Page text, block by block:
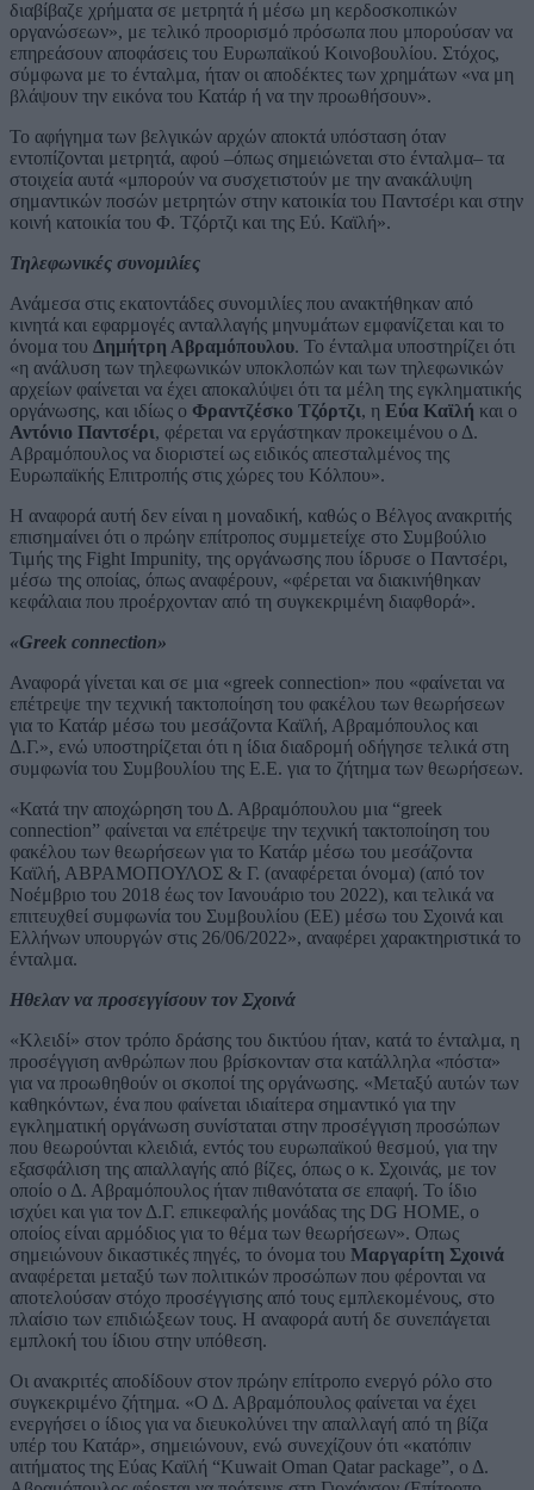
διαβίβαζε χρήματα σε μετρητά ή μέσω μη κερδοσκοπικών
οργανώσεων», με τελικό προορισμό πρόσωπα που μπορούσαν να
επηρεάσουν αποφάσεις του Ευρωπαϊκού Κοινοβουλίου. Στόχος,
σύμφωνα με το ένταλμα, ήταν οι αποδέκτες των χρημάτων «να μη
βλάψουν την εικόνα του Κατάρ ή να την προωθήσουν».
Το αφήγημα των βελγικών αρχών αποκτά υπόσταση όταν
εντοπίζονται μετρητά, αφού –όπως σημειώνεται στο ένταλμα– τα
στοιχεία αυτά «μπορούν να συσχετιστούν με την ανακάλυψη
σημαντικών ποσών μετρητών στην κατοικία του Παντσέρι και στην
κοινή κατοικία του Φ. Τζόρτζι και της Εύ. Καϊλή».
Τηλεφωνικές συνομιλίες
Ανάμεσα στις εκατοντάδες συνομιλίες που ανακτήθηκαν από
κινητά και εφαρμογές ανταλλαγής μηνυμάτων εμφανίζεται και το
όνομα του Δημήτρη Αβραμόπουλου. Το ένταλμα υποστηρίζει ότι
«η ανάλυση των τηλεφωνικών υποκλοπών και των τηλεφωνικών
αρχείων φαίνεται να έχει αποκαλύψει ότι τα μέλη της εγκληματικής
οργάνωσης, και ιδίως ο Φραντζέσκο Τζόρτζι, η Εύα Καϊλή και ο
Αντόνιο Παντσέρι, φέρεται να εργάστηκαν προκειμένου ο Δ.
Αβραμόπουλος να διοριστεί ως ειδικός απεσταλμένος της
Ευρωπαϊκής Επιτροπής στις χώρες του Κόλπου».
Η αναφορά αυτή δεν είναι η μοναδική, καθώς ο Βέλγος ανακριτής
επισημαίνει ότι ο πρώην επίτροπος συμμετείχε στο Συμβούλιο
Τιμής της Fight Impunity, της οργάνωσης που ίδρυσε ο Παντσέρι,
μέσω της οποίας, όπως αναφέρουν, «φέρεται να διακινήθηκαν
κεφάλαια που προέρχονταν από τη συγκεκριμένη διαφθορά».
«Greek connection»
Αναφορά γίνεται και σε μια «greek connection» που «φαίνεται να
επέτρεψε την τεχνική τακτοποίηση του φακέλου των θεωρήσεων
για το Κατάρ μέσω του μεσάζοντα Καϊλή, Αβραμόπουλος και
Δ.Γ.», ενώ υποστηρίζεται ότι η ίδια διαδρομή οδήγησε τελικά στη
συμφωνία του Συμβουλίου της Ε.Ε. για το ζήτημα των θεωρήσεων.
«Κατά την αποχώρηση του Δ. Αβραμόπουλου μια “greek
connection” φαίνεται να επέτρεψε την τεχνική τακτοποίηση του
φακέλου των θεωρήσεων για το Κατάρ μέσω του μεσάζοντα
Καϊλή, ΑΒΡΑΜΟΠΟΥΛΟΣ & Γ. (αναφέρεται όνομα) (από τον
Νοέμβριο του 2018 έως τον Ιανουάριο του 2022), και τελικά να
επιτευχθεί συμφωνία του Συμβουλίου (ΕΕ) μέσω του Σχοινά και
Ελλήνων υπουργών στις 26/06/2022», αναφέρει χαρακτηριστικά το
ένταλμα.
Hθελαν να προσεγγίσουν τον Σχοινά
«Κλειδί» στον τρόπο δράσης του δικτύου ήταν, κατά το ένταλμα, η
προσέγγιση ανθρώπων που βρίσκονταν στα κατάλληλα «πόστα»
για να προωθηθούν οι σκοποί της οργάνωσης. «Μεταξύ αυτών των
καθηκόντων, ένα που φαίνεται ιδιαίτερα σημαντικό για την
εγκληματική οργάνωση συνίσταται στην προσέγγιση προσώπων
που θεωρούνται κλειδιά, εντός του ευρωπαϊκού θεσμού, για την
εξασφάλιση της απαλλαγής από βίζες, όπως ο κ. Σχοινάς, με τον
οποίο ο Δ. Αβραμόπουλος ήταν πιθανότατα σε επαφή. Το ίδιο
ισχύει και για τον Δ.Γ. επικεφαλής μονάδας της DG HOME, ο
οποίος είναι αρμόδιος για το θέμα των θεωρήσεων». Οπως
σημειώνουν δικαστικές πηγές, το όνομα του Μαργαρίτη Σχοινά
αναφέρεται μεταξύ των πολιτικών προσώπων που φέρονται να
αποτελούσαν στόχο προσέγγισης από τους εμπλεκομένους, στο
πλαίσιο των επιδιώξεων τους. Η αναφορά αυτή δε συνεπάγεται
εμπλοκή του ίδιου στην υπόθεση.
Οι ανακριτές αποδίδουν στον πρώην επίτροπο ενεργό ρόλο στο
συγκεκριμένο ζήτημα. «Ο Δ. Αβραμόπουλος φαίνεται να έχει
ενεργήσει ο ίδιος για να διευκολύνει την απαλλαγή από τη βίζα
υπέρ του Κατάρ», σημειώνουν, ενώ συνεχίζουν ότι «κατόπιν
αιτήματος της Εύας Καϊλή “Kuwait Oman Qatar package”, ο Δ.